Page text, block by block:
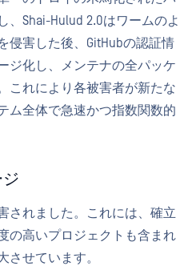
、Shai-Hulud 2.0はワームのよ
侵害した後、GitHubの認証情
ジ化し、メンテナの全パッケ
これにより各被害者が新たな
ム全体で急速かつ指数関数的
されました。これには、確立
の高いプロジェクトも含まれ
させています。